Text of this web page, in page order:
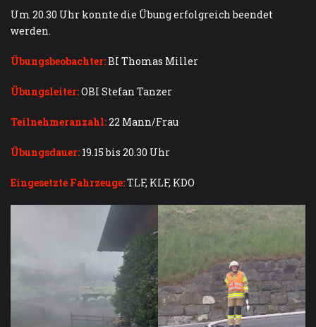
Um 20.30 Uhr konnte die Übung erfolgreich beendet
werden.
Übungsbeobachter:BI Thomas Miller
Übungsleiter:OBI Stefan Tanzer
Teilnehmeranzahl:22 Mann/Frau
Übungsdauer: 19.15 bis 20.30 Uhr
Eingesetzte Fahrzeuge:TLF, KLF, KDO